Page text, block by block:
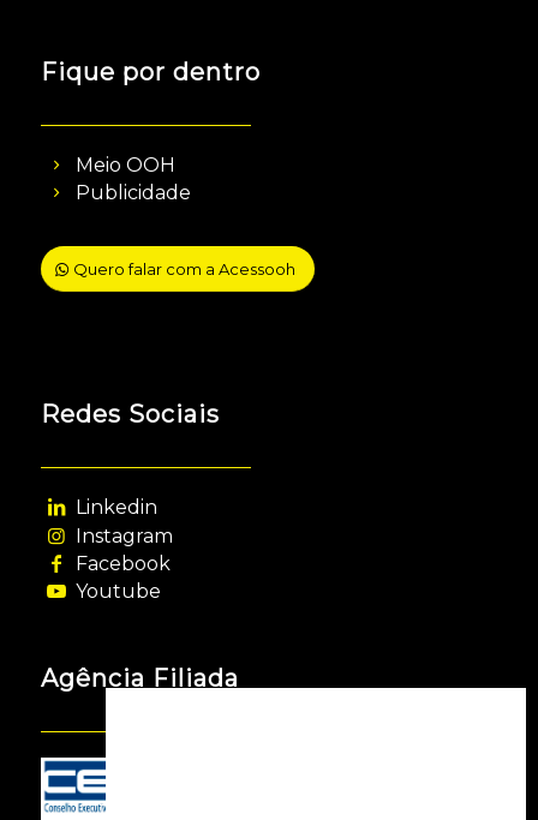
Fique por dentro
Meio OOH
Publicidade
Quero falar com a Acessooh
Redes Sociais
Linkedin
Instagram
Facebook
Youtube
Agência Filiada